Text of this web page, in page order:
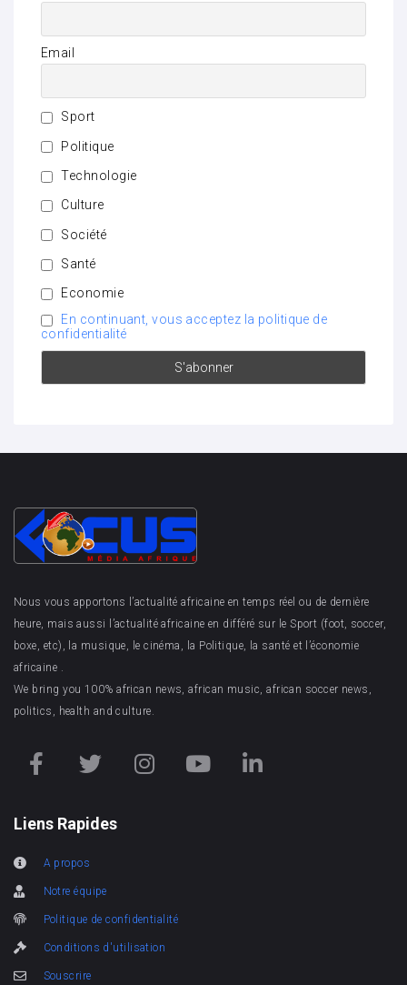
Email
Sport
Politique
Technologie
Culture
Société
Santé
Economie
En continuant, vous acceptez la politique de
confidentialité
Nous vous apportons l’actualité africaine en temps réel ou de dernière
heure, mais aussi l’actualité africaine en différé sur le Sport (foot, soccer,
boxe, etc), la musique, le cinéma, la Politique, la santé et l’économie
africaine .
We bring you 100% african news, african music, african soccer news,
politics, health and culture.
Liens Rapides
A propos
Notre équipe
Politique de confidentialité
Conditions d'utilisation
Souscrire